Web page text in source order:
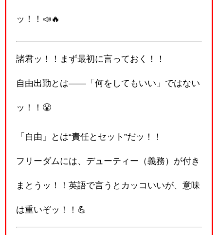
ッ！！📣🔥
諸君ッ！！まず最初に言っておく！！
自由出勤とは――「何をしてもいい」ではない
ッ！！😤
「自由」とは“責任とセット”だッ！！
フリーダムには、デューティー（義務）が付き
まとうッ！！英語で言うとカッコいいが、意味
は重いぞッ！！💪